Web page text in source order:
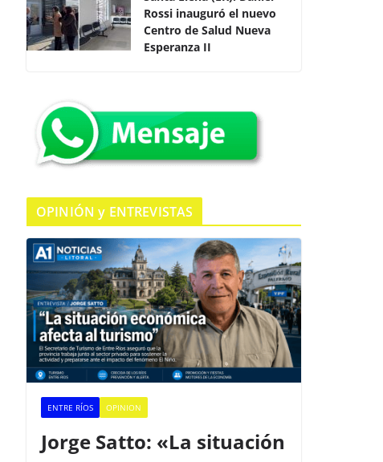
b
o
k
A
p
ar
Rossi inauguró el nuevo
Centro de Salud Nueva
Esperanza II
OPINIÓN y ENTREVISTAS
ENTRE RÍOS OPINION
Jorge Satto: «La situación